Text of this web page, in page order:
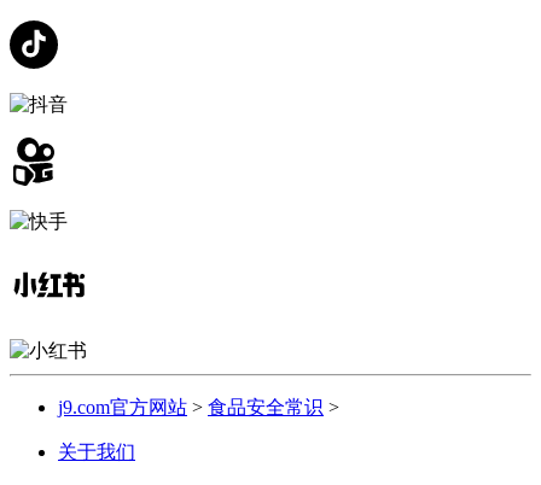
j9.com官方网站 > 食品安全常识 >
关于我们